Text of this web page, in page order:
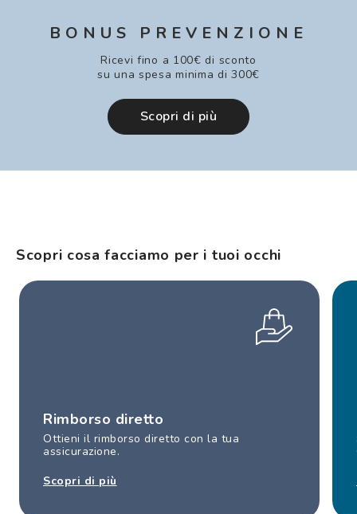
BONUS PREVENZIONE
Ricevi fino a 100€ di sconto
su una spesa minima di 300€
Scopri di più
Scopri cosa facciamo per i tuoi occhi
Rimborso diretto
Ottieni il rimborso diretto con la tua
assicurazione.
Scopri di più